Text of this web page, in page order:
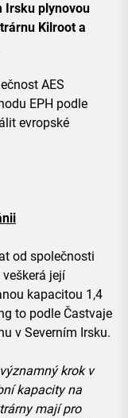
Irsku plynovou
Kilroot a
AES
EPH podle
evropské
od společnosti
její
kapacitou 1,4
to podle Častvaje
v Severním Irsku.
krok v
kapacity na
mají pro